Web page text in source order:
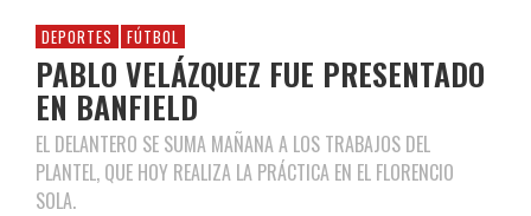
DEPORTES FÚTBOL
PABLO VELÁZQUEZ FUE PRESENTADO
EN BANFIELD
EL DELANTERO SE SUMA MAÑANA A LOS TRABAJOS DEL
PLANTEL, QUE HOY REALIZA LA PRÁCTICA EN EL FLORENCIO
SOLA.